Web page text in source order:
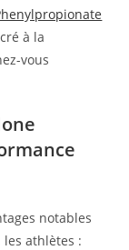
à la
vous
notables
athlètes :